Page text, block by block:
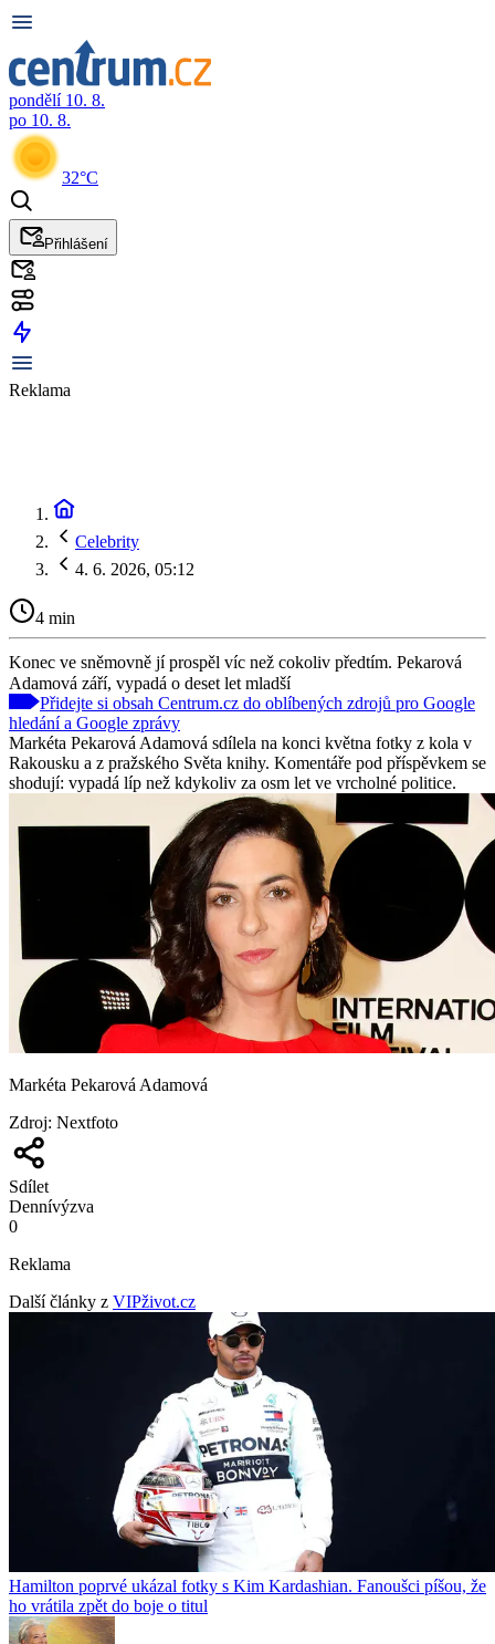
pondělí 10. 8.
po 10. 8.
32°C
Přihlášení
Reklama
Celebrity
4. 6. 2026, 05:12
4 min
Konec ve sněmovně jí prospěl víc než cokoliv předtím. Pekarová
Adamová září, vypadá o deset let mladší
Přidejte si obsah Centrum.cz do oblíbených zdrojů pro Google
hledání a Google zprávy
Markéta Pekarová Adamová sdílela na konci května fotky z kola v
Rakousku a z pražského Světa knihy. Komentáře pod příspěvkem se
shodují: vypadá líp než kdykoliv za osm let ve vrcholné politice.
Markéta Pekarová Adamová
Zdroj: Nextfoto
Sdílet
Dennívýzva
0
Reklama
Další články z VIPživot.cz
Hamilton poprvé ukázal fotky s Kim Kardashian. Fanoušci píšou, že
ho vrátila zpět do boje o titul